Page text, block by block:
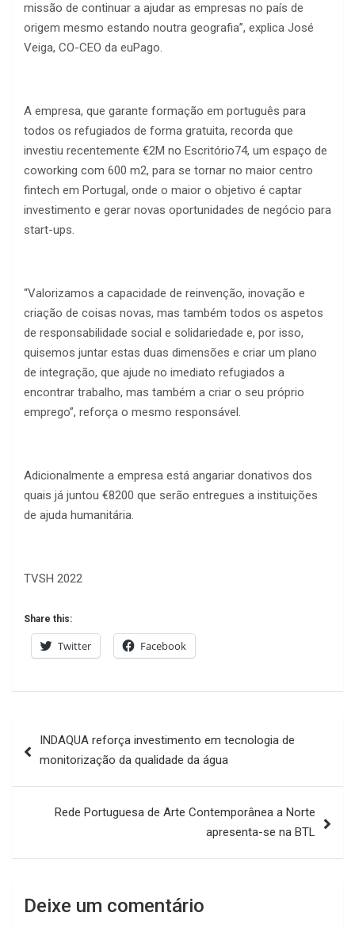
missão de continuar a ajudar as empresas no país de
origem mesmo estando noutra geografia”, explica José
Veiga, CO-CEO da euPago.
A empresa, que garante formação em português para
todos os refugiados de forma gratuita, recorda que
investiu recentemente €2M no Escritório74, um espaço de
coworking com 600 m2, para se tornar no maior centro
fintech em Portugal, onde o maior o objetivo é captar
investimento e gerar novas oportunidades de negócio para
start-ups.
“Valorizamos a capacidade de reinvenção, inovação e
criação de coisas novas, mas também todos os aspetos
de responsabilidade social e solidariedade e, por isso,
quisemos juntar estas duas dimensões e criar um plano
de integração, que ajude no imediato refugiados a
encontrar trabalho, mas também a criar o seu próprio
emprego”, reforça o mesmo responsável.
Adicionalmente a empresa está angariar donativos dos
quais já juntou €8200 que serão entregues a instituições
de ajuda humanitária.
TVSH 2022
Share this:
Twitter Facebook
de
INDAQUA reforça investimento em tecnologia de
monitorização da qualidade da água
Rede Portuguesa de Arte Contemporânea a Norte
apresenta-se na BTL
Deixe um comentário